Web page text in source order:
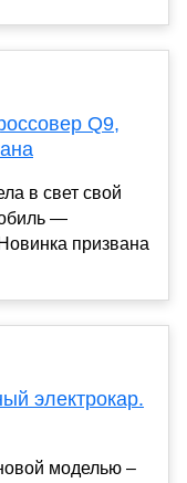
Q9,
в свет свой
—
призвана
электрокар.
моделью –